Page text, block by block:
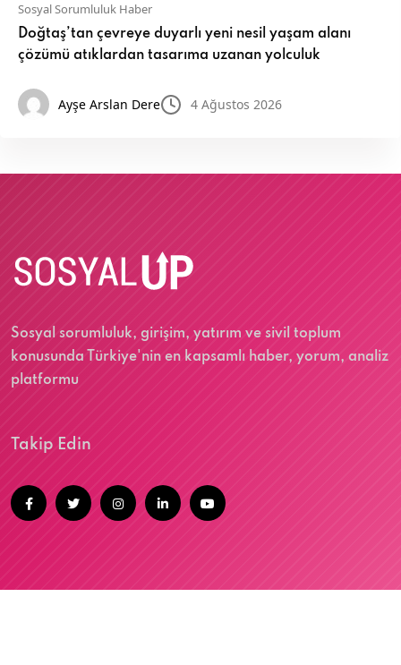
Sosyal Sorumluluk Haber
Doğtaş’tan çevreye duyarlı yeni nesil yaşam alanı
çözümü atıklardan tasarıma uzanan yolculuk
Ayşe Arslan Dere 4 Ağustos 2026
Sosyal sorumluluk, girişim, yatırım ve sivil toplum
konusunda Türkiye'nin en kapsamlı haber, yorum, analiz
platformu
Takip Edin